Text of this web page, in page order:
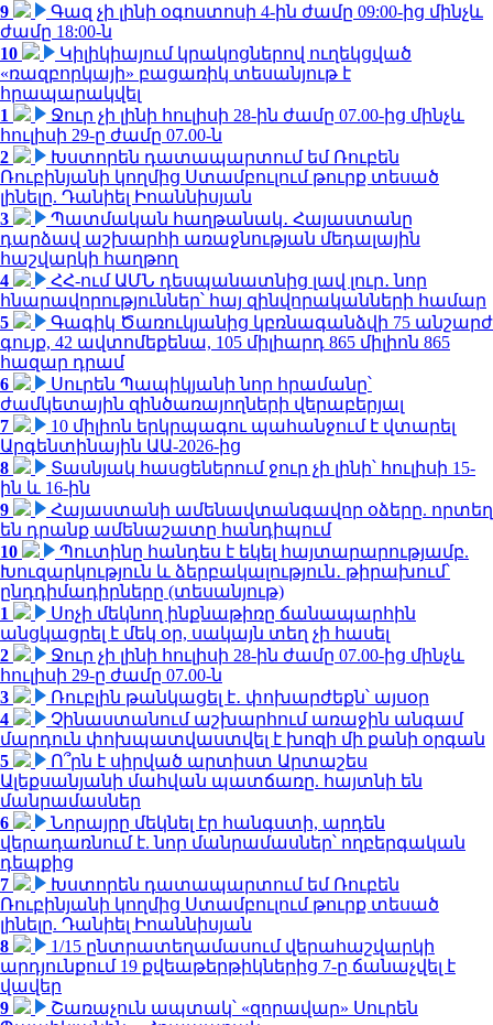
9
Գազ չի լինի օգոստոսի 4-ին ժամը 09:00-ից մինչև
ժամը 18:00-ն
10
Կիլիկիայում կրակոցներով ուղեկցված
«ռազբորկայի» բացառիկ տեսանյութ է
հրապարակվել
1
Ջուր չի լինի հուլիսի 28-ին ժամը 07.00-ից մինչև
հուլիսի 29-ը ժամը 07.00-ն
2
Խստորեն դատապարտում եմ Ռուբեն
Ռուբինյանի կողմից Ստամբուլում թուրք տեսած
լինելը. Դանիել Իոաննիսյան
3
Պատմական հաղթանակ․ Հայաստանը
դարձավ աշխարհի առաջնության մեդալային
հաշվարկի հաղթող
4
ՀՀ-ում ԱՄՆ դեսպանատնից լավ լուր․ նոր
հնարավորություններ՝ հայ զինվորականների համար
5
Գագիկ Ծառուկյանից կբռնագանձվի 75 անշարժ
գույք, 42 ավտոմեքենա, 105 միլիարդ 865 միլիոն 865
հազար դրամ
6
Սուրեն Պապիկյանի նոր հրամանը՝
ժամկետային զինծառայողների վերաբերյալ
7
10 միլիոն երկրպագու պահանջում է վտարել
Արգենտինային ԱԱ-2026-ից
8
Տասնյակ հասցեներում ջուր չի լինի՝ հուլիսի 15-
ին և 16-ին
9
Հայաստանի ամենավտանգավոր օձերը. որտեղ
են դրանք ամենաշատը հանդիպում
10
Պուտինը հանդես է եկել հայտարարությամբ.
Խուզարկություն և ձերբակալություն․ թիրախում՝
ընդդիմադիրները (տեսանյութ)
1
Սոչի մեկնող ինքնաթիռը ճանապարհին
անցկացրել է մեկ օր, սակայն տեղ չի հասել
2
Ջուր չի լինի հուլիսի 28-ին ժամը 07.00-ից մինչև
հուլիսի 29-ը ժամը 07.00-ն
3
Ռուբլին թանկացել է․ փոխարժեքն՝ այսօր
4
Չինաստանում աշխարհում առաջին անգամ
մարդուն փոխպատվաստվել է խոզի մի քանի օրգան
5
Ո՞րն է սիրված արտիստ Արտաշես
Ալեքսանյանի մահվան պատճառը. հայտնի են
մանրամասներ
6
Նորայրը մեկնել էր հանգստի, արդեն
վերադառնում է. նոր մանրամասներ՝ ողբերգական
դեպքից
7
Խստորեն դատապարտում եմ Ռուբեն
Ռուբինյանի կողմից Ստամբուլում թուրք տեսած
լինելը. Դանիել Իոաննիսյան
8
1/15 ընտրատեղամասում վերահաշվարկի
արդյունքում 19 քվեաթերթիկներից 7-ը ճանաչվել է
վավեր
9
Շառաչուն ապտակ՝ «զորավար» Սուրեն